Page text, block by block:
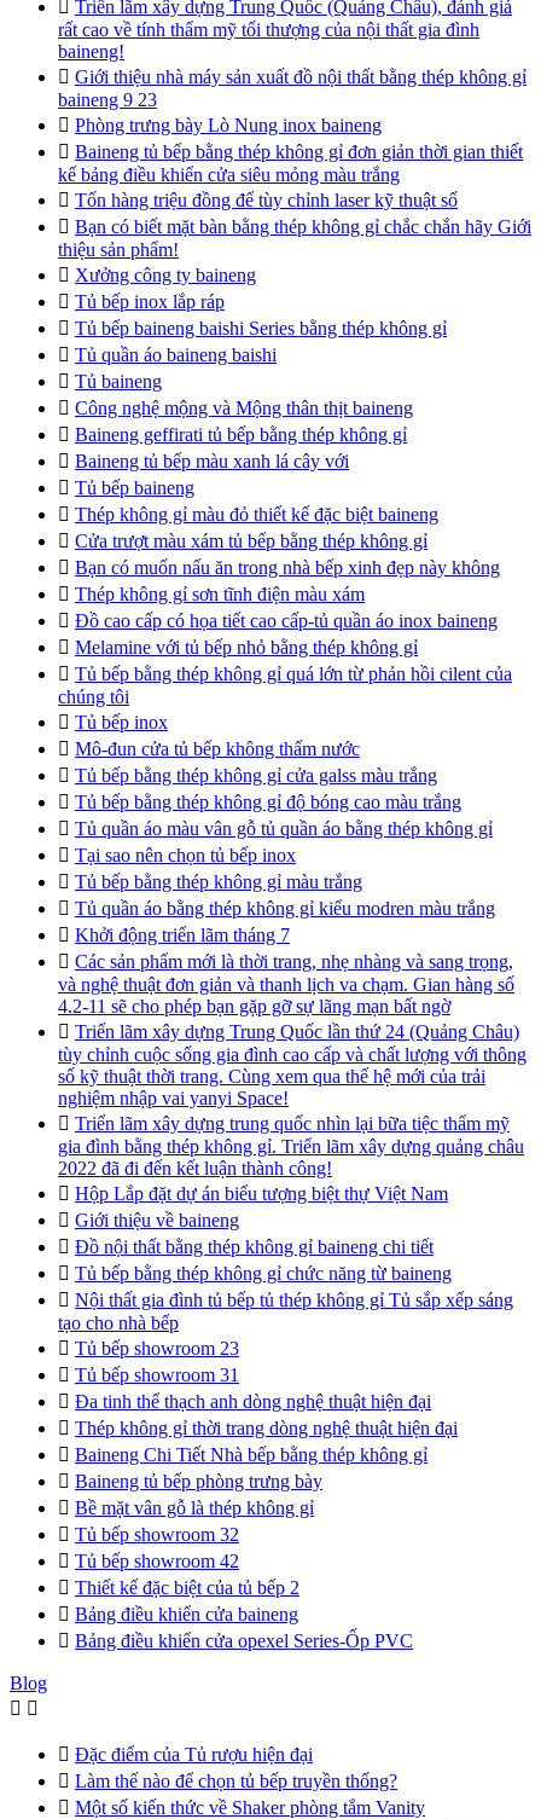
Triển lãm xây dựng Trung Quốc (Quảng Châu), đánh giá
rất cao về tính thẩm mỹ tối thượng của nội thất gia đình
baineng!
 Giới thiệu nhà máy sản xuất đồ nội thất bằng thép không gỉ
baineng 9 23
 Phòng trưng bày Lò Nung inox baineng
 Baineng tủ bếp bằng thép không gỉ đơn giản thời gian thiết
kế bảng điều khiển cửa siêu mỏng màu trắng
 Tốn hàng triệu đồng để tùy chỉnh laser kỹ thuật số
 Bạn có biết mặt bàn bằng thép không gỉ chắc chắn hãy Giới
thiệu sản phẩm!
 Xưởng công ty baineng
 Tủ bếp inox lắp ráp
 Tủ bếp baineng baishi Series bằng thép không gỉ
 Tủ quần áo baineng baishi
 Tủ baineng
 Công nghệ mộng và Mộng thân thịt baineng
 Baineng geffirati tủ bếp bằng thép không gỉ
 Baineng tủ bếp màu xanh lá cây với
 Tủ bếp baineng
 Thép không gỉ màu đỏ thiết kế đặc biệt baineng
 Cửa trượt màu xám tủ bếp bằng thép không gỉ
 Bạn có muốn nấu ăn trong nhà bếp xinh đẹp này không
 Thép không gỉ sơn tĩnh điện màu xám
 Đồ cao cấp có họa tiết cao cấp-tủ quần áo inox baineng
 Melamine với tủ bếp nhỏ bằng thép không gỉ
 Tủ bếp bằng thép không gỉ quá lớn từ phản hồi cilent của
chúng tôi
 Tủ bếp inox
 Mô-đun cửa tủ bếp không thấm nước
 Tủ bếp bằng thép không gỉ cửa galss màu trắng
 Tủ bếp bằng thép không gỉ độ bóng cao màu trắng
 Tủ quần áo màu vân gỗ tủ quần áo bằng thép không gỉ
 Tại sao nên chọn tủ bếp inox
 Tủ bếp bằng thép không gỉ màu trắng
 Tủ quần áo bằng thép không gỉ kiểu modren màu trắng
 Khởi động triển lãm tháng 7
 Các sản phẩm mới là thời trang, nhẹ nhàng và sang trọng,
và nghệ thuật đơn giản và thanh lịch va chạm. Gian hàng số
4.2-11 sẽ cho phép bạn gặp gỡ sự lãng mạn bất ngờ
 Triển lãm xây dựng Trung Quốc lần thứ 24 (Quảng Châu)
tùy chỉnh cuộc sống gia đình cao cấp và chất lượng với thông
số kỹ thuật thời trang. Cùng xem qua thế hệ mới của trải
nghiệm nhập vai yanyi Space!
 Triển lãm xây dựng trung quốc nhìn lại bữa tiệc thẩm mỹ
gia đình bằng thép không gỉ. Triển lãm xây dựng quảng châu
2022 đã đi đến kết luận thành công!
 Hộp Lắp đặt dự án biểu tượng biệt thự Việt Nam
 Giới thiệu về baineng
 Đồ nội thất bằng thép không gỉ baineng chi tiết
 Tủ bếp bằng thép không gỉ chức năng từ baineng
 Nội thất gia đình tủ bếp tủ thép không gỉ Tủ sắp xếp sáng
tạo cho nhà bếp
 Tủ bếp showroom 23
 Tủ bếp showroom 31
 Đa tinh thể thạch anh dòng nghệ thuật hiện đại
 Thép không gỉ thời trang dòng nghệ thuật hiện đại
 Baineng Chi Tiết Nhà bếp bằng thép không gỉ
 Baineng tủ bếp phòng trưng bày
 Bề mặt vân gỗ là thép không gỉ
 Tủ bếp showroom 32
 Tủ bếp showroom 42
 Thiết kế đặc biệt của tủ bếp 2
 Bảng điều khiển cửa baineng
 Bảng điều khiển cửa opexel Series-Ốp PVC
Blog
 
 Đặc điểm của Tủ rượu hiện đại
 Làm thế nào để chọn tủ bếp truyền thống?
 Một số kiến thức về Shaker phòng tắm Vanity